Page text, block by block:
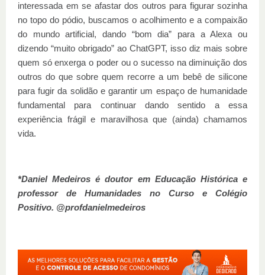
interessada em se afastar dos outros para figurar sozinha
no topo do pódio, buscamos o acolhimento e a compaixão
do mundo artificial, dando “bom dia” para a Alexa ou
dizendo “muito obrigado” ao ChatGPT, isso diz mais sobre
quem só enxerga o poder ou o sucesso na diminuição dos
outros do que sobre quem recorre a um bebê de silicone
para fugir da solidão e garantir um espaço de humanidade
fundamental para continuar dando sentido a essa
experiência frágil e maravilhosa que (ainda) chamamos
vida.
*Daniel Medeiros é doutor em Educação Histórica e
professor de Humanidades no Curso e Colégio
Positivo. @profdanielmedeiros